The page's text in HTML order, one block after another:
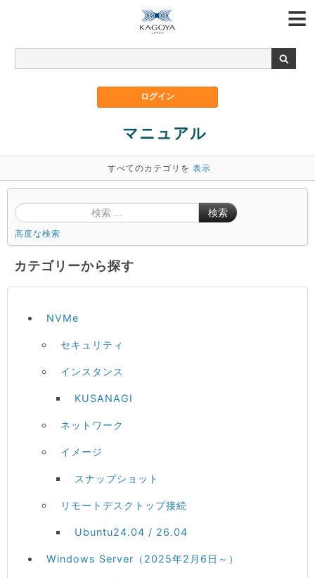
マニュアル
すべてのカテゴリを 表示
検索
高度な検索
カテゴリーから探す
NVMe
セキュリティ
インスタンス
KUSANAGI
ネットワーク
イメージ
スナップショット
リモートデスクトップ接続
Ubuntu24.04 / 26.04
Windows Server（2025年2月6日～）